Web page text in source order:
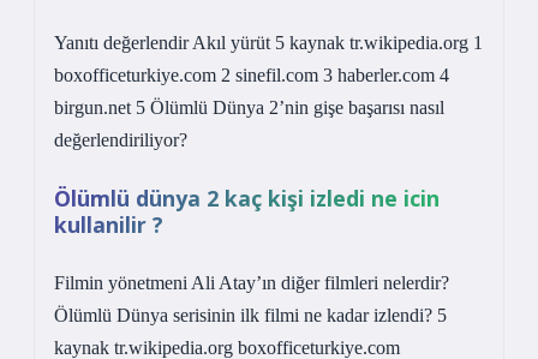
Yanıtı değerlendir Akıl yürüt 5 kaynak tr.wikipedia.org 1
boxofficeturkiye.com 2 sinefil.com 3 haberler.com 4
birgun.net 5 Ölümlü Dünya 2’nin gişe başarısı nasıl
değerlendiriliyor?
Ölümlü dünya 2 kaç kişi izledi ne icin
kullanilir ?
Filmin yönetmeni Ali Atay’ın diğer filmleri nelerdir?
Ölümlü Dünya serisinin ilk filmi ne kadar izlendi? 5
kaynak tr.wikipedia.org boxofficeturkiye.com